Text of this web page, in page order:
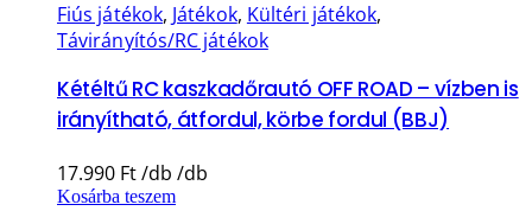
Fiús játékok, Játékok, Kültéri játékok,
Távirányítós/RC játékok
Kétéltű RC kaszkadőrautó OFF ROAD – vízben is
irányítható, átfordul, körbe fordul (BBJ)
17.990 Ft
Kosárba teszem